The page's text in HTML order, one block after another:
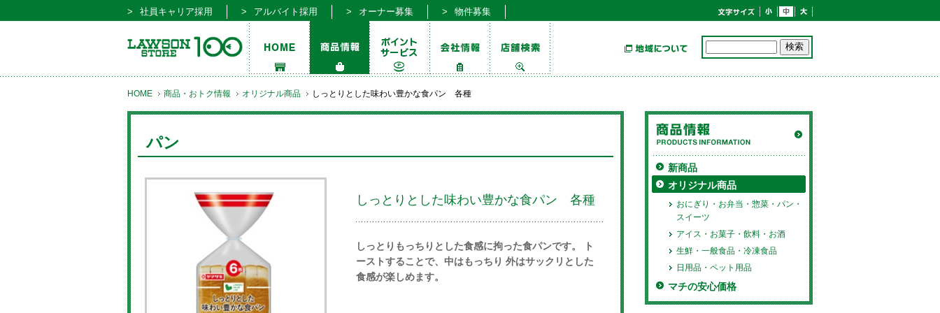
社員キャリア採用 アルバイト採用 オーナー募集 物件募集
HOME 商品・おトク情報 オリジナル商品 しっとりとした味わい豊かな食パン 各種
パン
しっとりとした味わい豊かな食パン 各種
しっとりもっちりとした食感に拘った食パンです。 ト
ーストすることで、中はもっちり 外はサックリとした
食感が楽しめます。
新商品
オリジナル商品
おにぎり・お弁当・惣菜・パン・
スイーツ
アイス・お菓子・飲料・お酒
生鮮・一般食品・冷凍食品
日用品・ペット用品
マチの安心価格